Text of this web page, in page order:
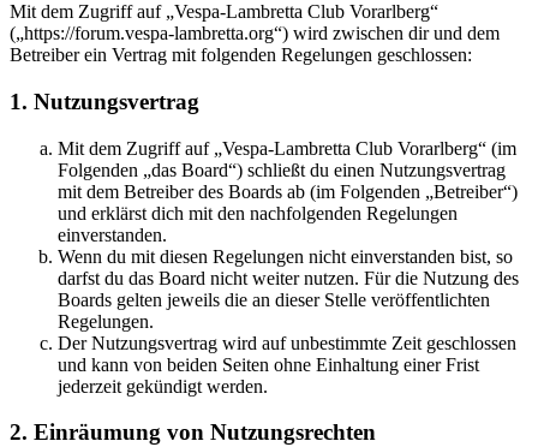
Mit dem Zugriff auf „Vespa-Lambretta Club Vorarlberg“
(„https://forum.vespa-lambretta.org“) wird zwischen dir und dem
Betreiber ein Vertrag mit folgenden Regelungen geschlossen:
1. Nutzungsvertrag
Mit dem Zugriff auf „Vespa-Lambretta Club Vorarlberg“ (im
Folgenden „das Board“) schließt du einen Nutzungsvertrag
mit dem Betreiber des Boards ab (im Folgenden „Betreiber“)
und erklärst dich mit den nachfolgenden Regelungen
einverstanden.
Wenn du mit diesen Regelungen nicht einverstanden bist, so
darfst du das Board nicht weiter nutzen. Für die Nutzung des
Boards gelten jeweils die an dieser Stelle veröffentlichten
Regelungen.
Der Nutzungsvertrag wird auf unbestimmte Zeit geschlossen
und kann von beiden Seiten ohne Einhaltung einer Frist
jederzeit gekündigt werden.
2. Einräumung von Nutzungsrechten